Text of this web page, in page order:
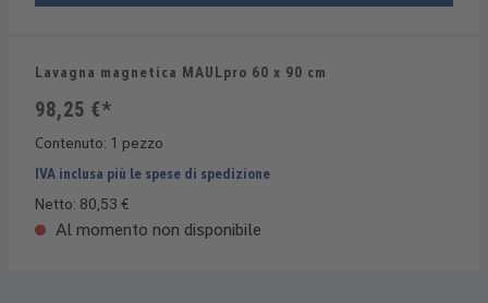
Lavagna magnetica MAULpro 60 x 90 cm
98,25 €*
Contenuto: 1 pezzo
IVA inclusa più le spese di spedizione
Netto: 80,53 €
Al momento non disponibile